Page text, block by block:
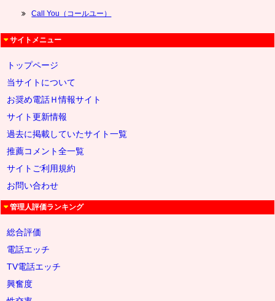
Call You（コールユー）
サイトメニュー
トップページ
当サイトについて
お奨め電話Ｈ情報サイト
サイト更新情報
過去に掲載していたサイト一覧
推薦コメント全一覧
サイトご利用規約
お問い合わせ
管理人評価ランキング
総合評価
電話エッチ
TV電話エッチ
興奮度